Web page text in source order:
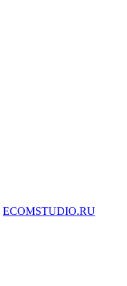
ECOMSTUDIO.RU